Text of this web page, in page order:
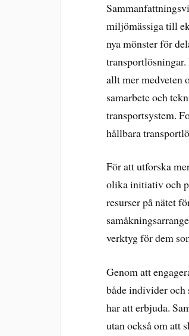
miljömässiga till
nya mönster för
allt mer medveten
samarbete och
transportsystem.
hållbara
För att utforska
olika initiativ och
resurser på nätet
verktyg för dem
Genom att
både individer och
har att erbjuda.
utan också om att